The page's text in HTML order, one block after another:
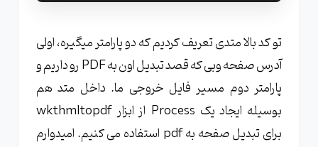
تو کد بالا متدی تعریف کردیم که دو پارامتر میگیره، اولی
آدرس صفحه وبی که قصد تبدیل اون به PDF رو داریم و
پارامتر دوم مسیر فایل خروجی ما. داخل متد هم
بوسیله ایجاد یک Process از ابزار wkthmltopdf
برای تبدیل صفحه به pdf استفاده می کنیم. امیدوارم